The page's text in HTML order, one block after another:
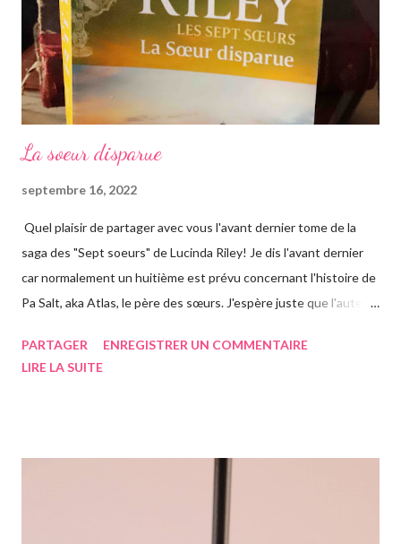
La soeur disparue
septembre 16, 2022
Quel plaisir de partager avec vous l'avant dernier tome de la
saga des "Sept soeurs" de Lucinda Riley! Je dis l'avant dernier
car normalement un huitième est prévu concernant l'histoire de
Pa Salt, aka Atlas, le père des sœurs. J'espère juste que l'auteur
Chose que j'ai d'ailleurs apprise en commençant le roman, ça m'a
rapidement, un vieil homme de plus de quatre-vingts-ans a
adopté six filles, issues de ses voyages qu'il élève à Genève en
PARTAGER
ENREGISTRER UN COMMENTAIRE
LIRE LA SUITE